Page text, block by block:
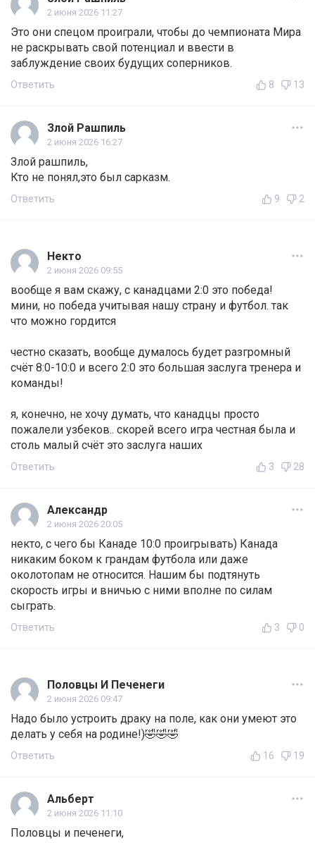
2 июня 2026 11:27
Это они спецом проиграли, чтобы до чемпионата Мира
не раскрывать свой потенциал и ввести в
заблуждение своих будущих соперников.
Ответить 8 13
Злой Рашпиль
2 июня 2026 16:27
Злой рашпиль,
Кто не понял,это был сарказм.
Ответить 9 2
Некто
2 июня 2026 09:55
вообще я вам скажу, с канадцами 2:0 это победа!
мини, но победа учитывая нашу страну и футбол. так
что можно гордится
честно сказать, вообще думалось будет разгромный
счёт 8:0-10:0 и всего 2:0 это большая заслуга тренера и
команды!
я, конечно, не хочу думать, что канадцы просто
пожалели узбеков.. скорей всего игра честная была и
столь малый счёт это заслуга наших
Ответить 3 28
Александр
2 июня 2026 20:05
некто, с чего бы Канаде 10:0 проигрывать) Канада
никаким боком к грандам футбола или даже
околотопам не относится. Нашим бы подтянуть
скорость игры и вничью с ними вполне по силам
сыграть.
Ответить 3 0
Половцы И Печенеги
2 июня 2026 09:47
Надо было устроить драку на поле, как они умеют это
делать у себя на родине!)🤣🤣🤣
Ответить 16 19
Альберт
2 июня 2026 11:10
Половцы и печенеги,